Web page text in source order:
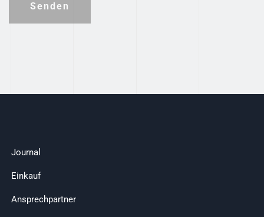
Senden
Journal
Einkauf
Ansprechpartner